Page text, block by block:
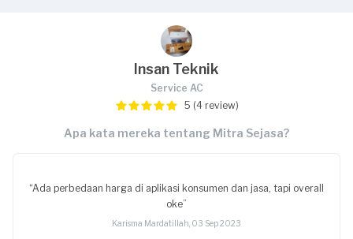
Insan Teknik
Service AC
5 (4 review)
Apa kata mereka tentang Mitra Sejasa?
“Ada perbedaan harga di aplikasi konsumen dan jasa, tapi overall
oke”
Karisma Mardatillah, 03 Sep 2023